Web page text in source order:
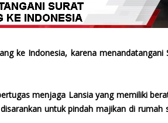
ke Indonesia, karena
menjaga Lansia yang memiliki
untuk pindah majikan di